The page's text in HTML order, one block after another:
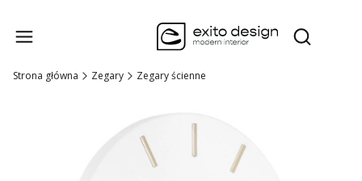
Otwórz
Strona główna Zegary Zegary ścienne